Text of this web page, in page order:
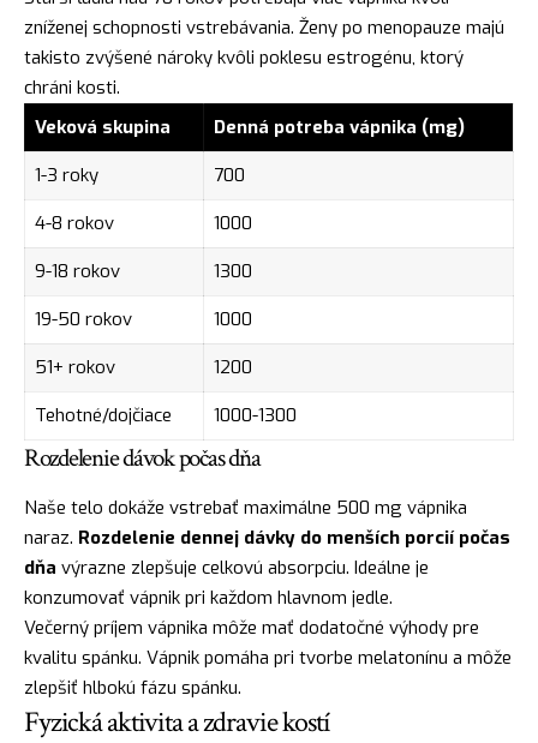
zníženej schopnosti vstrebávania. Ženy po menopauze majú
takisto zvýšené nároky kvôli poklesu estrogénu, ktorý
chráni kosti.
Veková skupina
Denná potreba vápnika (mg)
1-3 roky
700
4-8 rokov
1000
9-18 rokov
1300
19-50 rokov
1000
51+ rokov
1200
Tehotné/dojčiace
1000-1300
Rozdelenie dávok počas dňa
Naše telo dokáže vstrebať maximálne 500 mg vápnika
naraz. Rozdelenie dennej dávky do menších porcií počas
dňa výrazne zlepšuje celkovú absorpciu. Ideálne je
konzumovať vápnik pri každom hlavnom jedle.
Večerný príjem vápnika môže mať dodatočné výhody pre
kvalitu spánku. Vápnik pomáha pri tvorbe melatonínu a môže
zlepšiť hlbokú fázu spánku.
Fyzická aktivita a zdravie kostí